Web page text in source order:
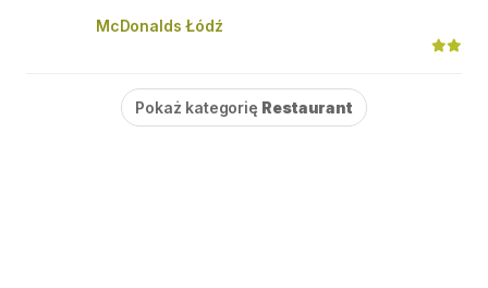
McDonalds Łódź
Pokaż kategorię Restaurant